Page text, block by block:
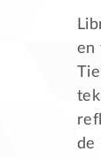
en
de